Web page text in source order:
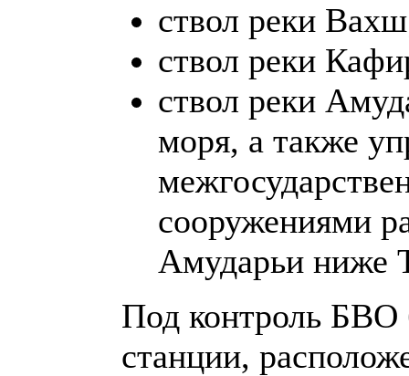
ствол реки
ствол реки
ствол реки
моря, а также
сооружениями
Амударьи ниже
Под контроль БВО
станции,